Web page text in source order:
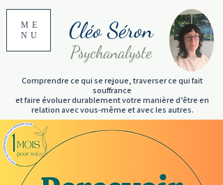
ME
NU
Psychanalyste
Comprendre ce qui se rejoue, traverser ce qui fait
souffrance
et faire évoluer durablement votre manière d’être en
relation avec vous-même et avec les autres.
Cléo Séron